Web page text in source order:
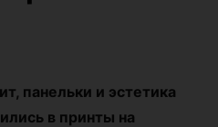
панельки и эстетика
в принты на